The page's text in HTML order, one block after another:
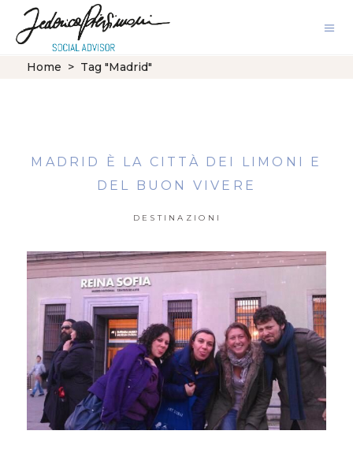
Home > Tag "Madrid"
MADRID È LA CITTÀ DEI LIMONI E
DEL BUON VIVERE
DESTINAZIONI